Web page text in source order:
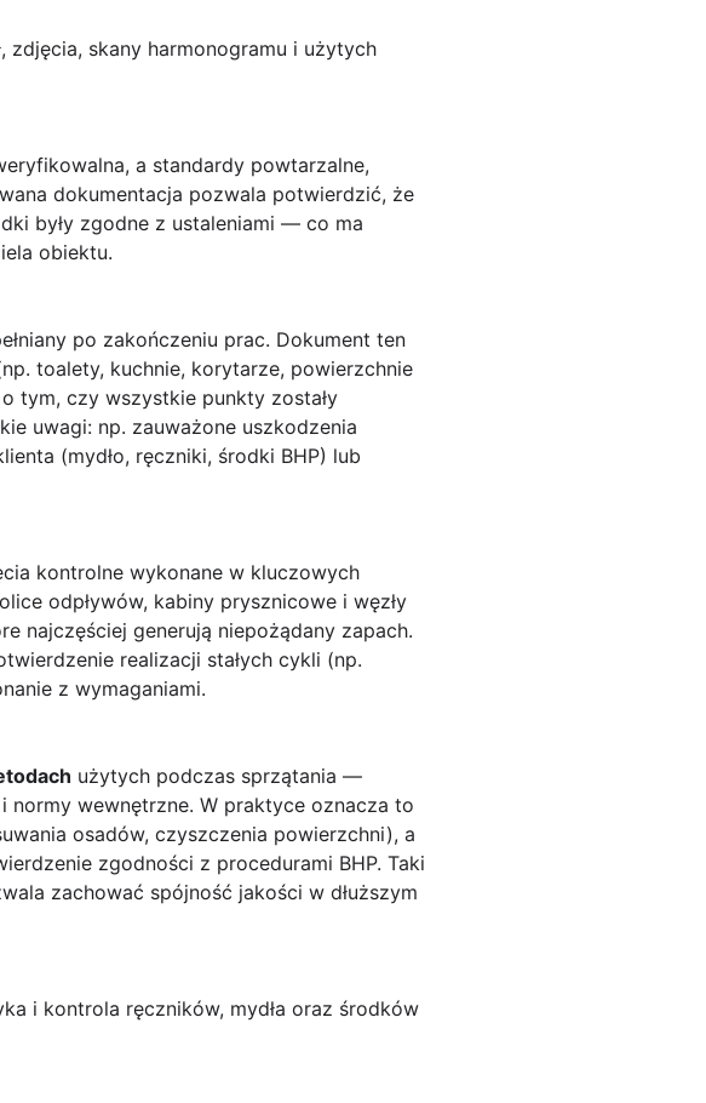
skany harmonogramu i użytych
a standardy powtarzalne,
dokumentacja pozwala potwierdzić, że
były zgodne z ustaleniami — co ma
obiektu.
po zakończeniu prac. Dokument ten
toalety, kuchnie, korytarze, powierzchnie
tym, czy wszystkie punkty zostały
uwagi: np. zauważone uszkodzenia
(mydło, ręczniki, środki BHP) lub
kontrolne wykonane w kluczowych
odpływów, kabiny prysznicowe i węzły
najczęściej generują niepożądany zapach.
realizacji stałych cykli (np.
z wymaganiami.
użytych podczas sprzątania —
normy wewnętrzne. W praktyce oznacza to
osadów, czyszczenia powierzchni), a
zgodności z procedurami BHP. Taki
zachować spójność jakości w dłuższym
i kontrola ręczników, mydła oraz środków